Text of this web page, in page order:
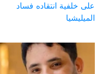
على خلفية انتقاده فساد
الميليشيا